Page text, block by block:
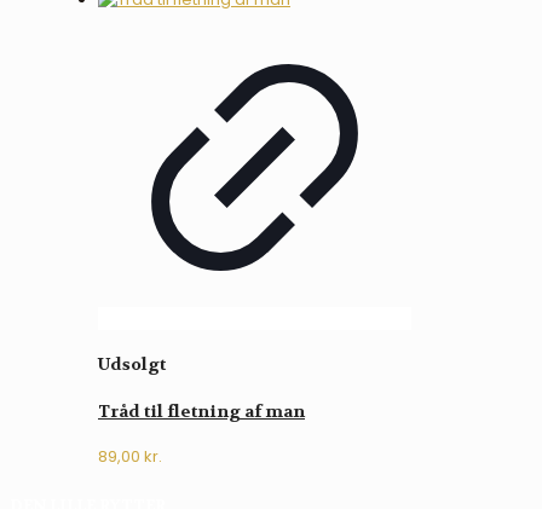
Udsolgt
Tråd til fletning af man
89,00 kr.